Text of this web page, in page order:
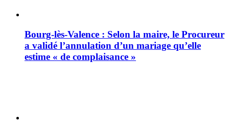
Bourg-lès-Valence : Selon la maire, le Procureur
a validé l’annulation d’un mariage qu’elle
estime « de complaisance »